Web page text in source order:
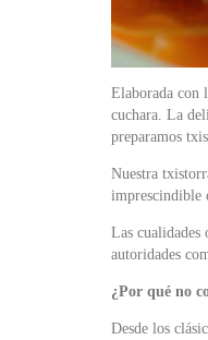
Elaborada con
cuchara. La
preparamos
Nuestra
imprescindible
Las cualidades
autoridades
¿Por qué no
Desde los